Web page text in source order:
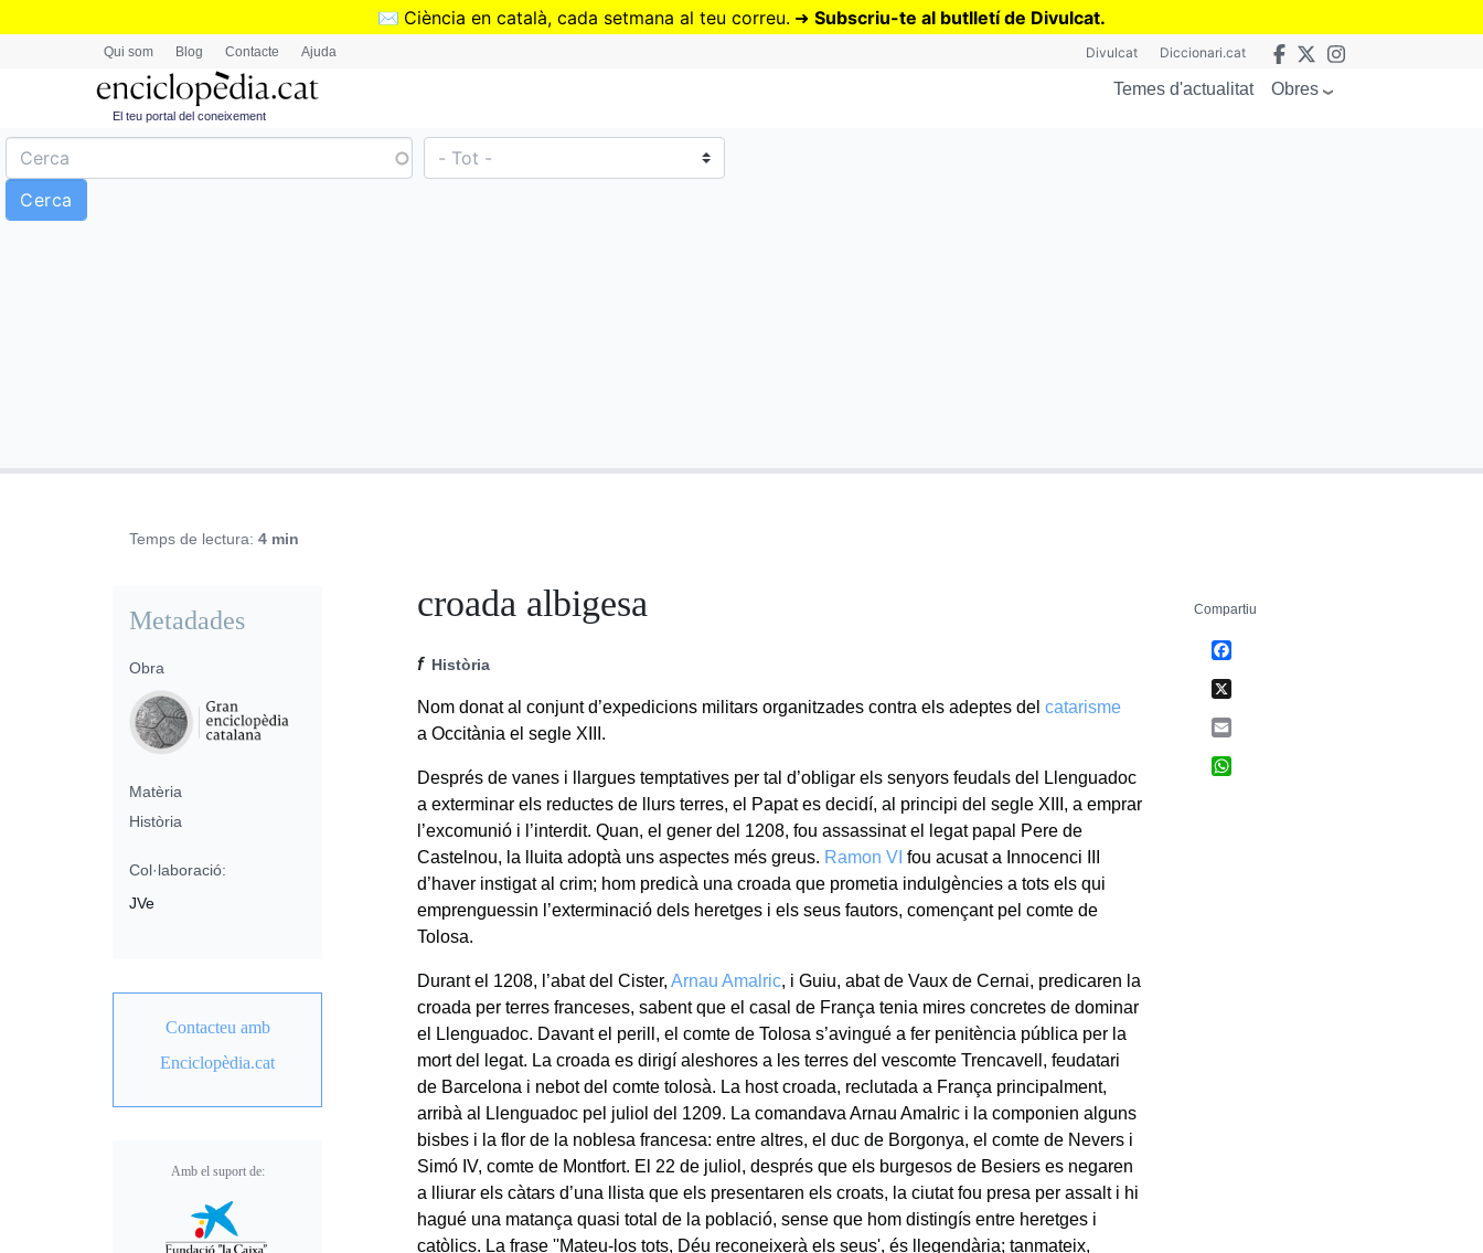
Vés
✉️ Ciència en català, cada setmana al teu correu. ➜ Subscriu-te al butlletí de Divulcat.
Qui som Blog Contacte Ajuda Divulcat Diccionari.cat
El teu portal del coneixement
Temes d'actualitat Obres
Temps de lectura: 4 min
croada albigesa
f Història
Nom donat al conjunt d’expedicions militars organitzades contra els adeptes delcatarisme
a Occitània el segle XIII.
Després de vanes i llargues temptatives per tal d’obligar els senyors feudals del Llenguadoc
a exterminar els reductes de llurs terres, el Papat es decidí, al principi del segle XIII, a emprar
l’excomunió i l’interdit. Quan, el gener del 1208, fou assassinat el legat papal Pere de
Castelnou, la lluita adoptà uns aspectes més greus. Ramon VI fou acusat a Innocenci III
d’haver instigat al crim; hom predicà una croada que prometia indulgències a tots els qui
emprenguessin l’exterminació dels heretges i els seus fautors, començant pel comte de
Tolosa.
Durant el 1208, l’abat del Cister,Arnau Amalric, i Guiu, abat de Vaux de Cernai, predicaren la
croada per terres franceses, sabent que el casal de França tenia mires concretes de dominar
el Llenguadoc. Davant el perill, el comte de Tolosa s’avingué a fer penitència pública per la
mort del legat. La croada es dirigí aleshores a les terres del vescomte Trencavell, feudatari
de Barcelona i nebot del comte tolosà. La host croada, reclutada a França principalment,
arribà al Llenguadoc pel juliol del 1209. La comandava Arnau Amalric i la componien alguns
bisbes i la flor de la noblesa francesa: entre altres, el duc de Borgonya, el comte de Nevers i
Simó IV, comte de Montfort. El 22 de juliol, després que els burgesos de Besiers es negaren
a lliurar els càtars d’una llista que els presentaren els croats, la ciutat fou presa per assalt i hi
hagué una matança quasi total de la població, sense que hom distingís entre heretges i
catòlics. La frase ''Mateu-los tots, Déu reconeixerà els seus', és llegendària; tanmateix,
Metadades
Obra
Matèria
Història
Col·laboració:
JVe
Contacteu amb
Enciclopèdia.cat
Amb el suport de:
Compartiu